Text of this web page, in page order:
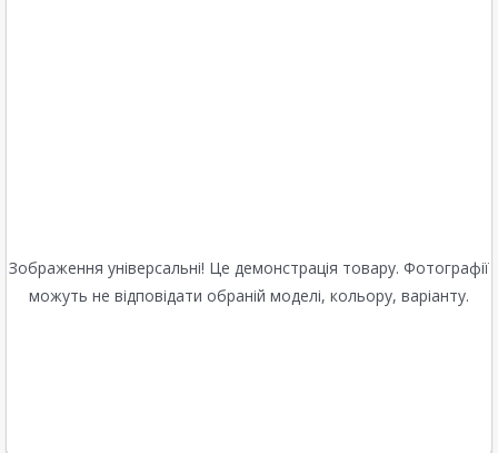
Зображення універсальні! Це демонстрація товару. Фотографії
можуть не відповідати обраній моделі, кольору, варіанту.